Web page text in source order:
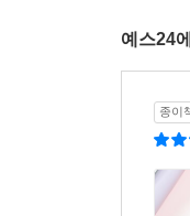
--- p. 216,
않고 저
(_유튜브
“자신
(_유튜
예스24
종이